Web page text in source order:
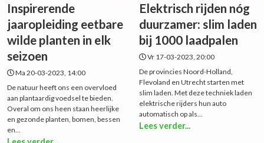
Inspirerende
jaaropleiding eetbare
wilde planten in elk
seizoen
Ma 20-03-2023, 14:00
De natuur heeft ons een overvloed
aan plantaardig voedsel te bieden.
Overal om ons heen staan heerlijke
en gezonde planten, bomen, bessen
en...
Elektrisch rijden nóg
duurzamer: slim laden
bij 1000 laadpalen
Vr 17-03-2023, 20:00
De provincies Noord-Holland,
Flevoland en Utrecht starten met
slim laden. Met deze techniek laden
elektrische rijders hun auto
automatisch op als...
Lees verder...